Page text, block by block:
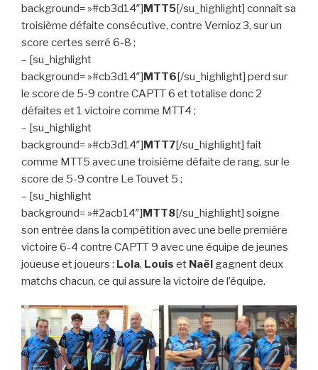
background= »#cb3d14″]MTT5[/su_highlight] connaît sa
troisième défaite consécutive, contre Vernioz 3, sur un
score certes serré 6-8 ;
– [su_highlight
background= »#cb3d14″]MTT6[/su_highlight] perd sur
le score de 5-9 contre CAPTT 6 et totalise donc 2
défaites et 1 victoire comme MTT4 ;
– [su_highlight
background= »#cb3d14″]MTT7[/su_highlight] fait
comme MTT5 avec une troisième défaite de rang, sur le
score de 5-9 contre Le Touvet 5 ;
– [su_highlight
background= »#2acb14″]MTT8[/su_highlight] soigne
son entrée dans la compétition avec une belle première
victoire 6-4 contre CAPTT 9 avec une équipe de jeunes
joueuse et joueurs : Lola, Louis et Naël gagnent deux
matchs chacun, ce qui assure la victoire de l’équipe.